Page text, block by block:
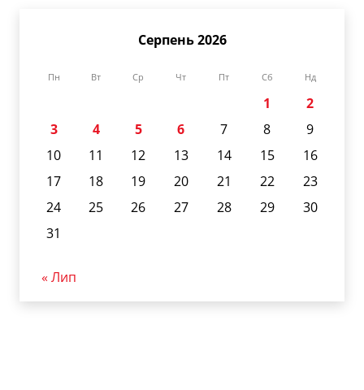
Серпень 2026
Пн Вт Ср Чт Пт Сб Нд
1
2
3
4 5 6 7 8
9
10
11 12 13 14 15
16
17
18 19 20 21 22
23
24
25 26 27 28 29
30
31
« Лип